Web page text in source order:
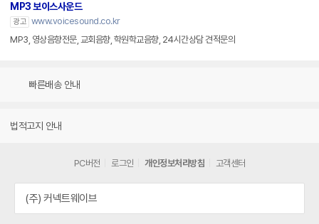
MP3 보이스사운드
광고 www.voicesound.co.kr
MP3, 영상음향전문, 교회음향, 학원학교음향, 24시간상담 견적문의
빠른배송 안내
법적고지 안내
PC버전 로그인 개인정보처리방침 고객센터
(주) 커넥트웨이브